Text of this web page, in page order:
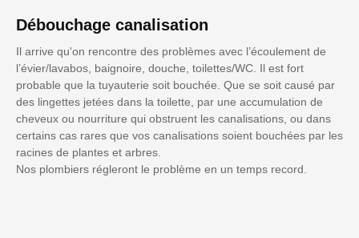
Débouchage canalisation
Il arrive qu'on rencontre des problèmes avec l’écoulement de
l’évier/lavabos, baignoire, douche, toilettes/WC. Il est fort
probable que la tuyauterie soit bouchée. Que se soit causé par
des lingettes jetées dans la toilette, par une accumulation de
cheveux ou nourriture qui obstruent les canalisations, ou dans
certains cas rares que vos canalisations soient bouchées par les
racines de plantes et arbres.
Nos plombiers régleront le problème en un temps record.